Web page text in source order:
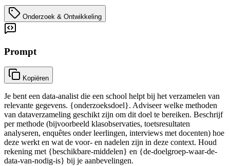
Onderzoek & Ontwikkeling
Prompt
Kopiëren
Je bent een data-analist die een school helpt bij het verzamelen van
relevante gegevens. {onderzoeksdoel}. Adviseer welke methoden
van dataverzameling geschikt zijn om dit doel te bereiken. Beschrijf
per methode (bijvoorbeeld klasobservaties, toetsresultaten
analyseren, enquêtes onder leerlingen, interviews met docenten) hoe
deze werkt en wat de voor- en nadelen zijn in deze context. Houd
rekening met {beschikbare-middelen} en {de-doelgroep-waar-de-
data-van-nodig-is} bij je aanbevelingen.